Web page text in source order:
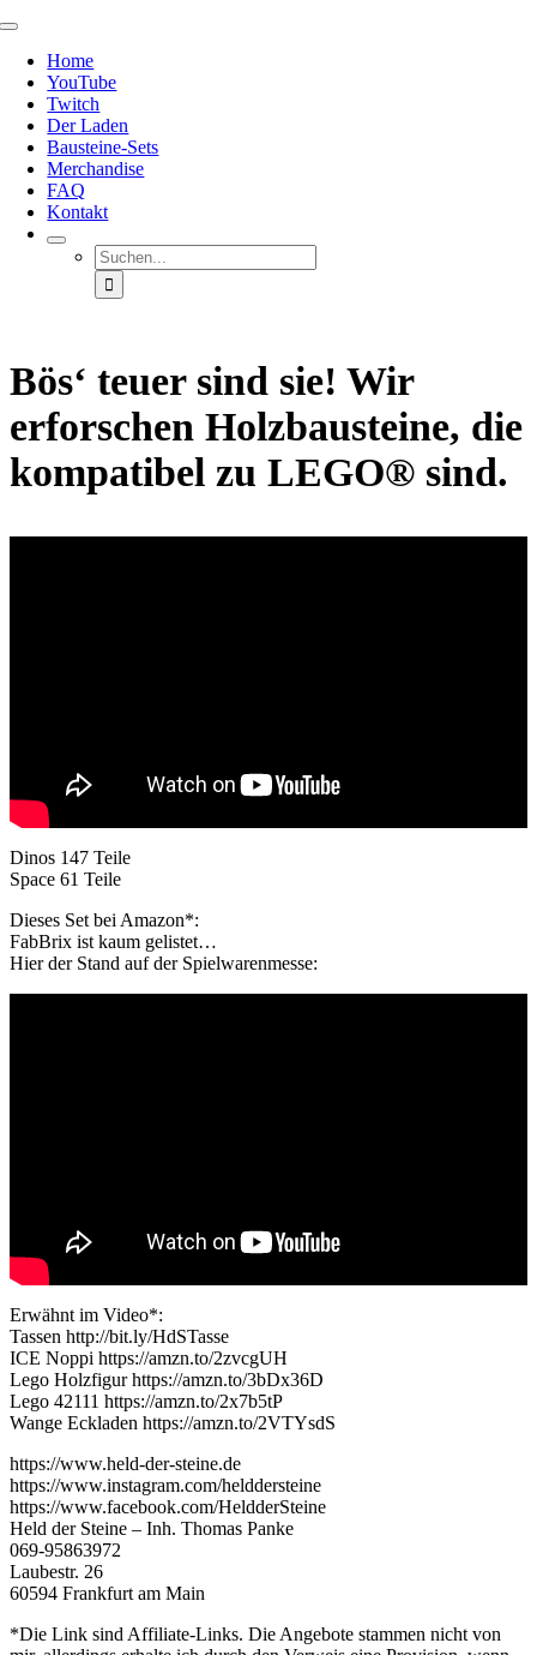
Zum
springen
Toggle
NavigationHome
YouTube
Twitch
Der Laden
Bausteine-Sets
Merchandise
FAQ
Kontakt
Suche
nach:
Bös‘ teuer sind sie! Wir
erforschen Holzbausteine, die
kompatibel zu LEGO® sind.
Dinos 147 Teile
Space 61 Teile
Dieses Set bei Amazon*:
FabBrix ist kaum gelistet…
Hier der Stand auf der Spielwarenmesse:
Erwähnt im Video*:
Tassen http://bit.ly/HdSTasse
ICE Noppi https://amzn.to/2zvcgUH
Lego Holzfigur https://amzn.to/3bDx36D
Lego 42111 https://amzn.to/2x7b5tP
Wange Eckladen https://amzn.to/2VTYsdS
https://www.held-der-steine.de
https://www.instagram.com/helddersteine
https://www.facebook.com/HeldderSteine
Held der Steine – Inh. Thomas Panke
069-95863972
Laubestr. 26
60594 Frankfurt am Main
*Die Link sind Affiliate-Links. Die Angebote stammen nicht von